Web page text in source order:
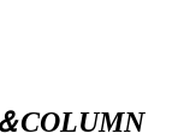
COLUMN